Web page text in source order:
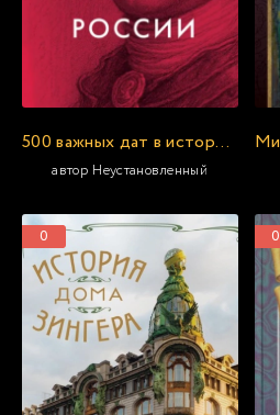
500 важных дат в истории России
автор Неустановленный
0 0